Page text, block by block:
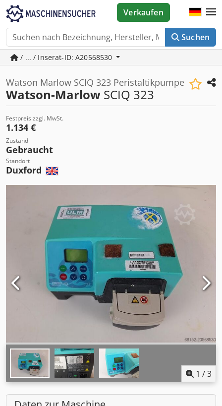
Suchen
Verkaufen
/ ... / Inserat-ID: A20568530
Watson Marlow SCIQ 323 Peristaltikpumpe
Watson-Marlow SCIQ 323
Festpreis zzgl. MwSt.
1.134 €
Zustand
Gebraucht
Standort
Duxford
1 /3